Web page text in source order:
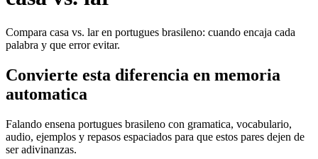
Compara casa vs. lar en portugues brasileno: cuando encaja cada
palabra y que error evitar.
Convierte esta diferencia en memoria
automatica
Falando ensena portugues brasileno con gramatica, vocabulario,
audio, ejemplos y repasos espaciados para que estos pares dejen de
ser adivinanzas.